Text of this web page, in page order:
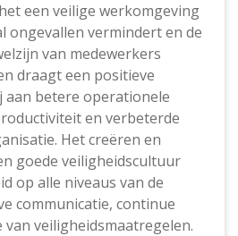
een veilige werkomgeving
ongevallen vermindert en de
van medewerkers
draagt een positieve
betere operationele
en verbeterde
Het creëren en
goede veiligheidscultuur
op alle niveaus van de
communicatie, continue
veiligheidsmaatregelen.